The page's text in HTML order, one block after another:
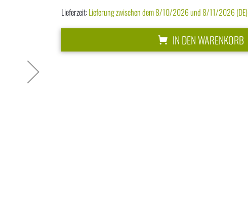
Lieferzeit:Lieferung zwischen dem 8/10/2026 und 8/11/2026 (DE)
IN DEN WARENKORB